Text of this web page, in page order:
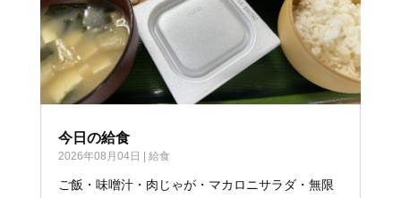
今日の給食
2026年08月04日 給食
ご飯・味噌汁・肉じゃが・マカロニサラダ・無限